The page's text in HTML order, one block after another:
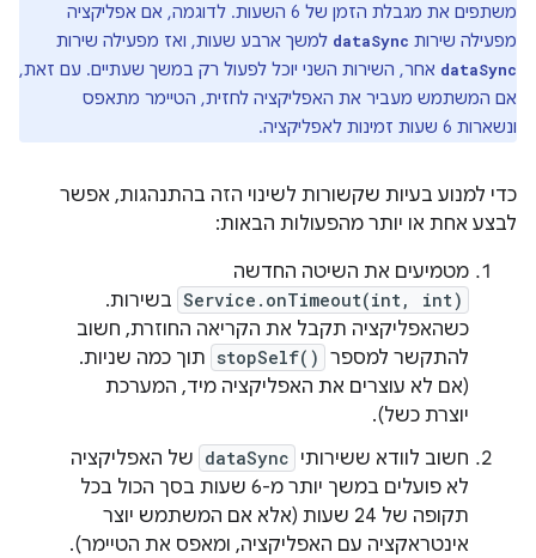
משתפים את מגבלת הזמן של 6 השעות. לדוגמה, אם אפליקציה
מפעילה שירות dataSync למשך ארבע שעות, ואז מפעילה שירות
dataSync אחר, השירות השני יוכל לפעול רק במשך שעתיים. עם זאת,
אם המשתמש מעביר את האפליקציה לחזית, הטיימר מתאפס
ונשארות 6 שעות זמינות לאפליקציה.
כדי למנוע בעיות שקשורות לשינוי הזה בהתנהגות, אפשר
לבצע אחת או יותר מהפעולות הבאות:
מטמיעים את השיטה החדשה
Service.onTimeout(int, int) בשירות.
כשהאפליקציה תקבל את הקריאה החוזרת, חשוב
להתקשר למספר stopSelf() תוך כמה שניות.
(אם לא עוצרים את האפליקציה מיד, המערכת
יוצרת כשל).
חשוב לוודא ששירותי dataSync של האפליקציה
לא פועלים במשך יותר מ-6 שעות בסך הכול בכל
תקופה של 24 שעות (אלא אם המשתמש יוצר
אינטראקציה עם האפליקציה, ומאפס את הטיימר).